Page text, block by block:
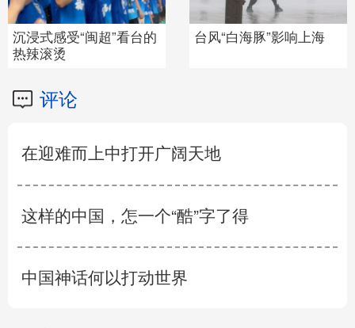
沉浸式感受“闽超”看台的
热辣滚烫
台风“白海豚”影响上海
评论
在迎难而上中打开广阔天地
这样的中国，怎一个“酷”字了得
中国神话何以打动世界